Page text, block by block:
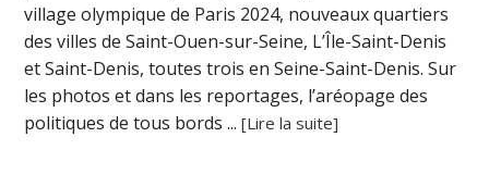
village olympique de Paris 2024, nouveaux quartiers
des villes de Saint-Ouen-sur-Seine, L’Île-Saint-Denis
et Saint-Denis, toutes trois en Seine-Saint-Denis. Sur
les photos et dans les reportages, l’aréopage des
politiques de tous bords ...[Lire la suite]